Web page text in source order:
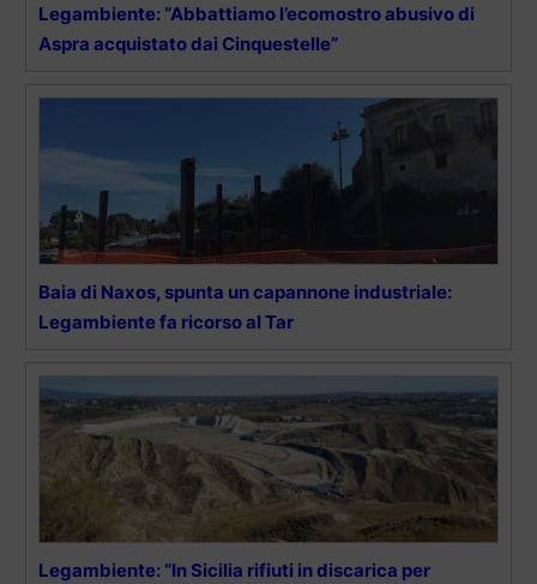
Legambiente: “Abbattiamo l’ecomostro abusivo di
Aspra acquistato dai Cinquestelle”
Baia di Naxos, spunta un capannone industriale:
Legambiente fa ricorso al Tar
Legambiente: “In Sicilia rifiuti in discarica per